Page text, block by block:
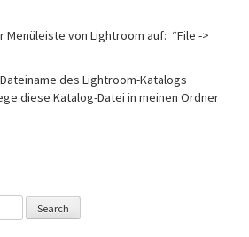
Menüleiste von Lightroom auf: “File ->
des Lightroom-Katalogs
diese Katalog-Datei in meinen Ordner